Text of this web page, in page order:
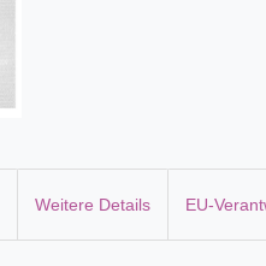
Weitere Details EU-